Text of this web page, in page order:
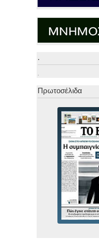
.
.
Πρωτοσέλιδα